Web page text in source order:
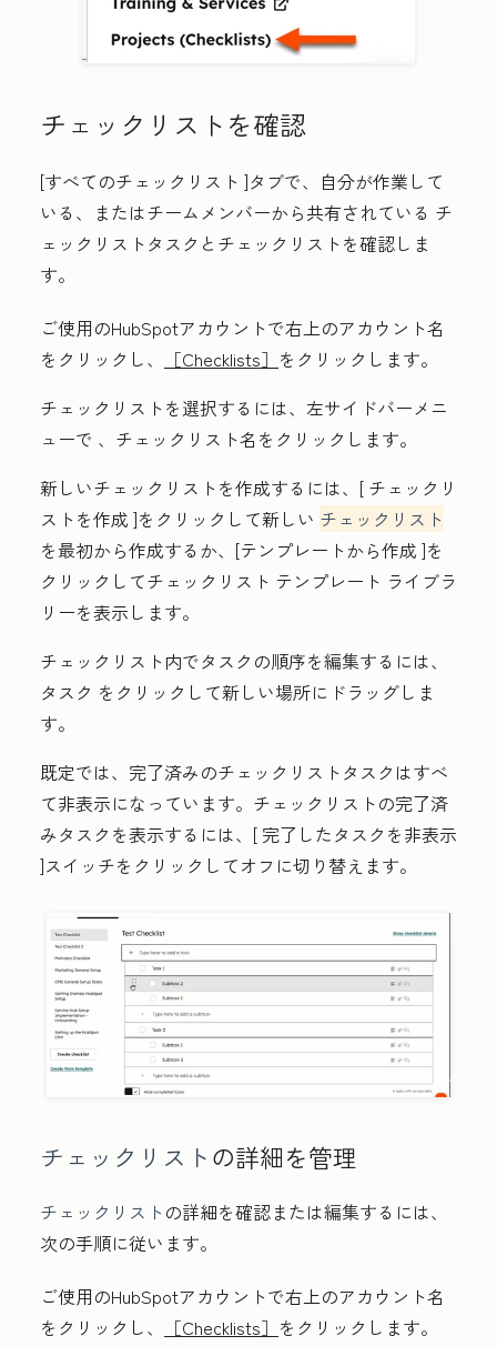
チェックリストを確認
[すべてのチェックリスト ]タブで、自分が作業して
いる、またはチームメンバーから共有されている チ
ェックリストタスクとチェックリストを確認しま
す。
ご使用のHubSpotアカウントで右上のアカウント名
をクリックし、
［Checklists］ をクリックします。
チェックリストを選択するには、左サイドバーメニ
ューで 、チェックリスト名 をクリックします。
新しいチェックリストを作成するには、[ チェックリ
ストを作成 ]をクリックして新しい チェックリスト
を最初から作成するか、[テンプレートから作成 ]を
クリックしてチェックリスト テンプレート ライブラ
リーを表示します。
チェックリスト内でタスクの順序を編集するには、
タスク をクリックして新しい場所にドラッグしま
す。
既定では、完了済みのチェックリストタスクはすべ
て非表示になっています。チェックリストの完了済
みタスクを表示するには、[ 完了したタスクを非表示
]スイッチをクリックしてオフに切り替えます。
チェックリストの詳細を管理
チェックリスト の詳細を確認または編集するには、
次の手順に従います。
ご使用のHubSpotアカウントで右上のアカウント名
をクリックし、
［Checklists］ をクリックします。